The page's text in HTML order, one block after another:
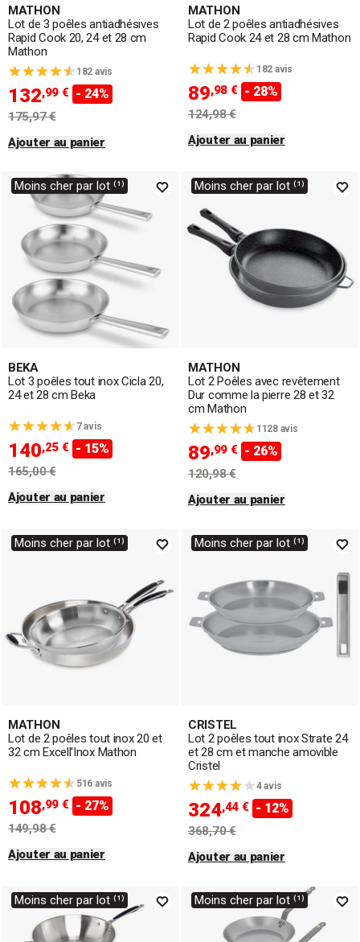
MATHON
Lot de 3 poêles antiadhésives
Rapid Cook 20, 24 et 28 cm
Mathon
182 avis
132,99 € - 24%
175,97 €
Ajouter au panier
MATHON
Lot de 2 poêles antiadhésives
Rapid Cook 24 et 28 cm Mathon
182 avis
89,98 € - 28%
124,98 €
Ajouter au panier
Moins cher par lot ⁽¹⁾
BEKA
Lot 3 poêles tout inox Cicla 20,
24 et 28 cm Beka
7 avis
140,25 € - 15%
165,00 €
Ajouter au panier
Moins cher par lot ⁽¹⁾
MATHON
Lot 2 Poêles avec revêtement
Dur comme la pierre 28 et 32
cm Mathon
1128 avis
89,99 € - 26%
120,98 €
Ajouter au panier
Moins cher par lot ⁽¹⁾
MATHON
Lot de 2 poêles tout inox 20 et
32 cm Excell'Inox Mathon
516 avis
108,99 € - 27%
149,98 €
Ajouter au panier
Moins cher par lot ⁽¹⁾
CRISTEL
Lot 2 poêles tout inox Strate 24
et 28 cm et manche amovible
Cristel
4 avis
324,44 € - 12%
368,70 €
Ajouter au panier
Moins cher par lot ⁽¹⁾ Moins cher par lot ⁽¹⁾